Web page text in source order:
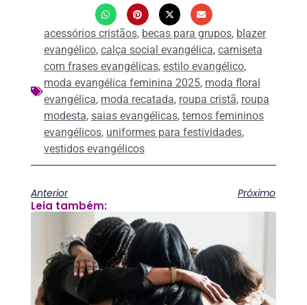
acessórios cristãos, becas para grupos, blazer
evangélico, calça social evangélica, camiseta
com frases evangélicas, estilo evangélico,
moda evangélica feminina 2025, moda floral
evangélica, moda recatada, roupa cristã, roupa
modesta, saias evangélicas, ternos femininos
evangélicos, uniformes para festividades,
vestidos evangélicos
Anterior Próximo
Leia também: